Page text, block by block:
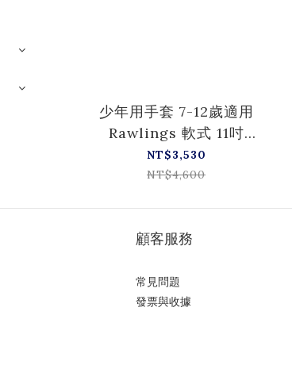
少年用手套 7-12歲適用
Rawlings 軟式 11吋
MLB球隊系列
GJ5HTMN6L1
NT$3,530
NT$4,600
顧客服務
常見問題
發票與收據